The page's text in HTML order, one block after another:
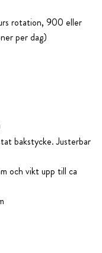
rotation, 900 eller
per dag)
bakstycke. Justerbar
och vikt upp till ca